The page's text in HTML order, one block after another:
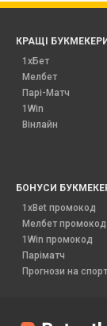
КРАЩІ БУКМЕКЕРИ
1хБет
Мелбет
Парі-Матч
1Win
Вінлайн
БОНУСИ
1xBet промокод
Мелбет промокод
1Win промокод
Паріматч
Прогнози на спорт